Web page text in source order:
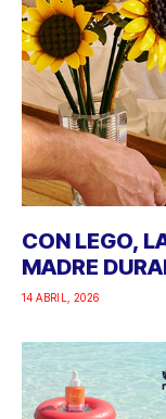
CON LEGO,
MADRE
14 ABRIL, 2026